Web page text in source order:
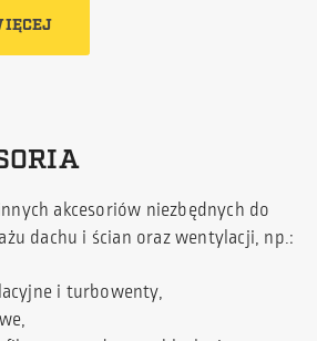
akcesoriów niezbędnych do
dachu i ścian oraz wentylacji, np.:
i turbowenty,